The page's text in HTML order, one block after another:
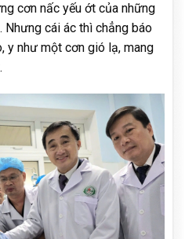
cơn nấc yếu ớt của những
cái ác thì chẳng báo
y như một cơn gió lạ, mang